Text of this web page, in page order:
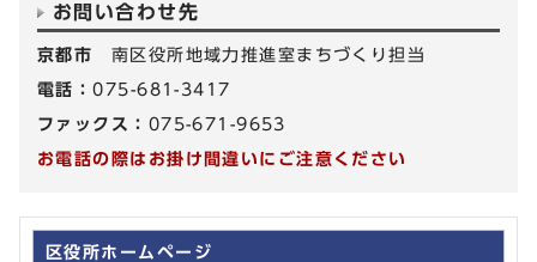
お問い合わせ先
京都市 南区役所地域力推進室まちづくり担当
電話：075-681-3417
ファックス： 075-671-9653
お電話の際はお掛け間違いにご注意ください
区役所ホームページ